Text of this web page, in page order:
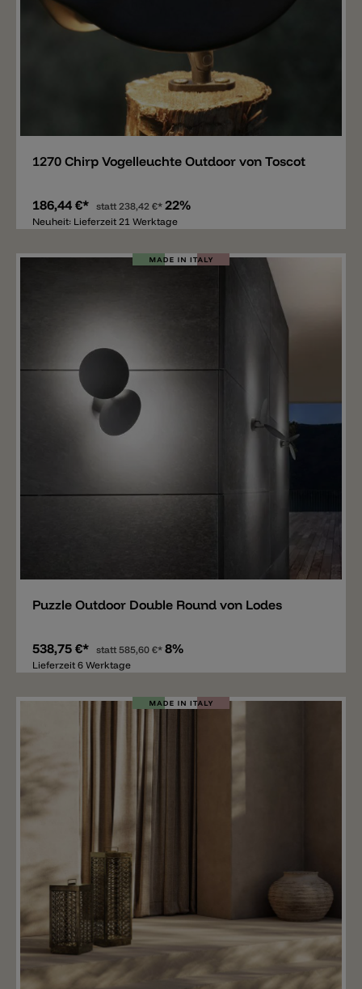
1270 Chirp Vogelleuchte Outdoor von Toscot
186,44 €* statt238,42 €* 22%
Neuheit: Lieferzeit 21 Werktage
Puzzle Outdoor Double Round von Lodes
538,75 €* statt585,60 €* 8%
Lieferzeit 6 Werktage